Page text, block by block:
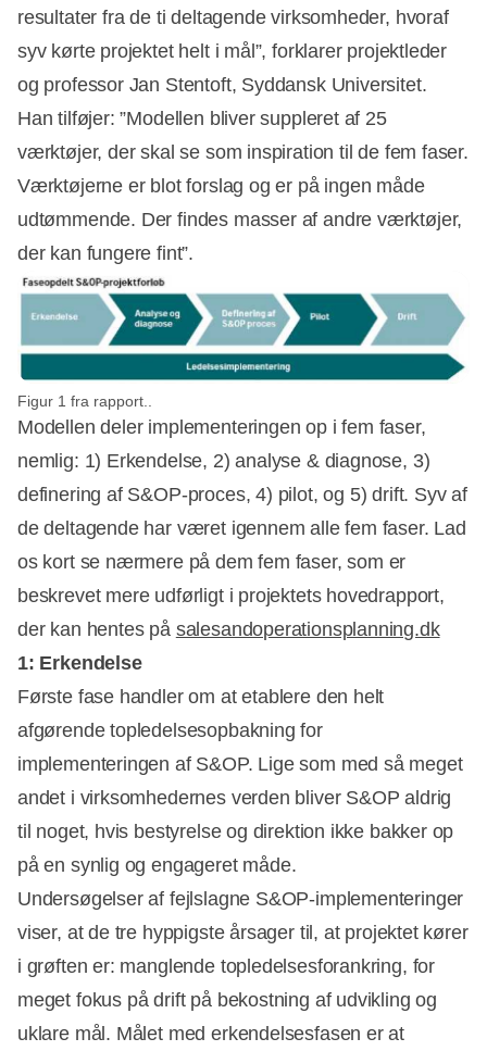
resultater fra de ti deltagende virksomheder, hvoraf
syv kørte projektet helt i mål”, forklarer projektleder
og professor Jan Stentoft, Syddansk Universitet.
Han tilføjer: ”Modellen bliver suppleret af 25
værktøjer, der skal se som inspiration til de fem faser.
Værktøjerne er blot forslag og er på ingen måde
udtømmende. Der findes masser af andre værktøjer,
der kan fungere fint”.
Annonce
Figur 1 fra rapport..
Modellen deler implementeringen op i fem faser,
nemlig: 1) Erkendelse, 2) analyse & diagnose, 3)
definering af S&OP-proces, 4) pilot, og 5) drift. Syv af
de deltagende har været igennem alle fem faser. Lad
os kort se nærmere på dem fem faser, som er
beskrevet mere udførligt i projektets hovedrapport,
der kan hentes på salesandoperationsplanning.dk
1: Erkendelse
Første fase handler om at etablere den helt
afgørende topledelsesopbakning for
implementeringen af S&OP. Lige som med så meget
andet i virksomhedernes verden bliver S&OP aldrig
til noget, hvis bestyrelse og direktion ikke bakker op
på en synlig og engageret måde.
Undersøgelser af fejlslagne S&OP-implementeringer
viser, at de tre hyppigste årsager til, at projektet kører
i grøften er: manglende topledelsesforankring, for
meget fokus på drift på bekostning af udvikling og
uklare mål. Målet med erkendelsesfasen er at